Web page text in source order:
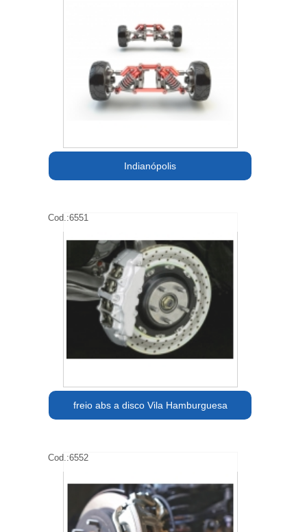
Indianópolis
Cod.:6551
freio abs a disco Vila Hamburguesa
Cod.:6552